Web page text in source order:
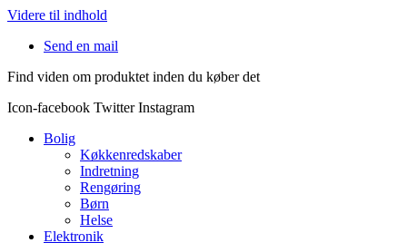
Videre til indhold
Send en mail
Find viden om produktet inden du køber det
Icon-facebook Twitter Instagram
Bolig
Køkkenredskaber
Indretning
Rengøring
Børn
Helse
Elektronik